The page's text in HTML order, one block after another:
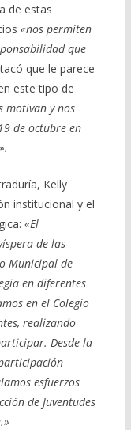
de estas
«nos permiten
que
que le parece
este tipo de
motivan y nos
de octubre en
Kelly
institucional y el
«El
de las
Municipal de
en diferentes
en el Colegio
realizando
Desde la
esfuerzos
de Juventudes